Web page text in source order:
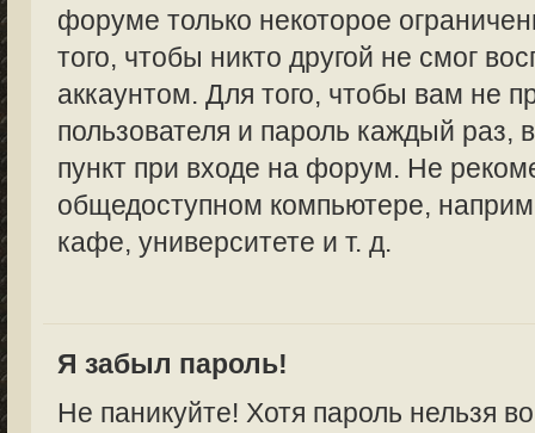
форуме только некоторое
того, чтобы никто другой не смог
аккаунтом. Для того, чтобы вам не
пользователя и пароль каждый
пункт при входе на форум. Не
общедоступном компьютере,
кафе, университете и т. д.
Я забыл пароль!
Не паникуйте! Хотя пароль нельзя